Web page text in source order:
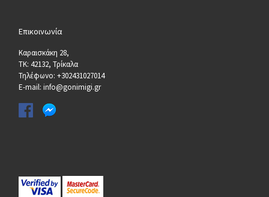
Επικοινωνία
Καραισκάκη 28,
ΤΚ: 42132, Τρίκαλα
Τηλέφωνο: +302431027014
E-mail: info@gonimigi.gr